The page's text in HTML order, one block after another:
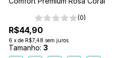
(0)
R$44,90
6 x de R$7,48 sem juros
Tamanho: 3